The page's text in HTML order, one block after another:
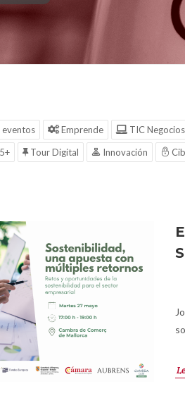
eventos Emprende TIC Negocios
Tour Digital Innovación